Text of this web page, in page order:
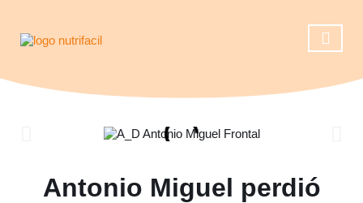
Antonio Miguel perdió